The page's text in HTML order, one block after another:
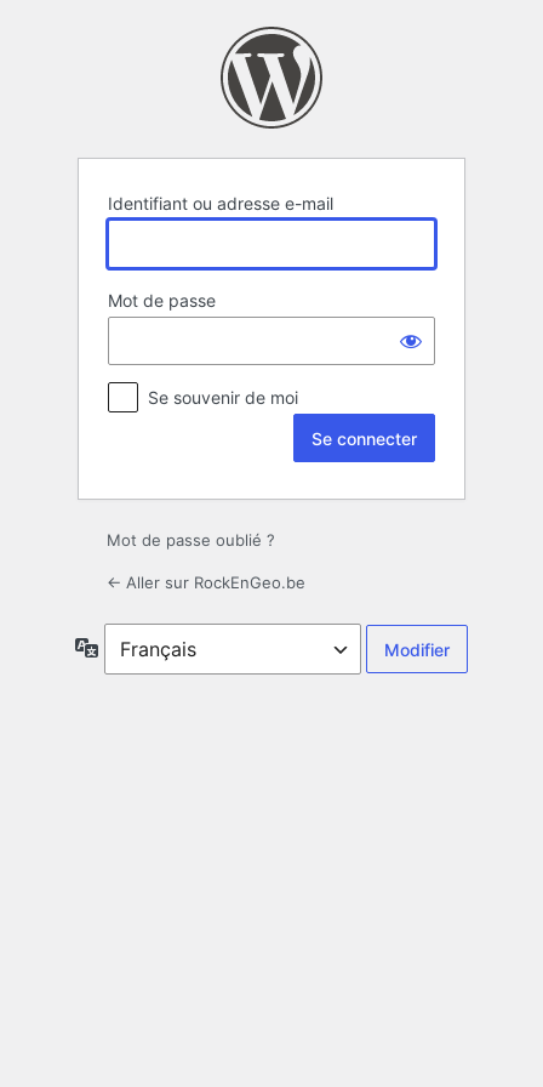
Identifiant ou adresse e-mail
Mot de passe
Se souvenir de moi
Mot de passe oublié ?
← Aller sur RockEnGeo.be
Langue